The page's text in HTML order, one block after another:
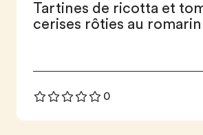
Tartines de ricotta et
cerises rôties au romarin
0